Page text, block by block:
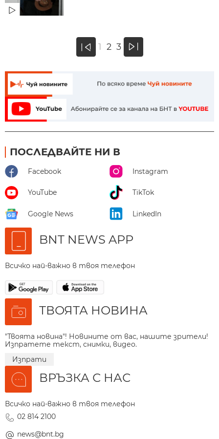
« 1 2 3 »
ПОСЛЕДВАЙТЕ НИ В
Facebook Instagram
YouTube TikTok
Google News LinkedIn
BNT NEWS APP
Всичко най-важно в твоя телефон
ТВОЯТА НОВИНА
"Твоята новина"! Новините от вас, нашите зрители!
Изпратете текст, снимки, видео.
Изпрати
ВРЪЗКА С НАС
Всичко най-важно в твоя телефон
02 814 2100
news@bnt.bg